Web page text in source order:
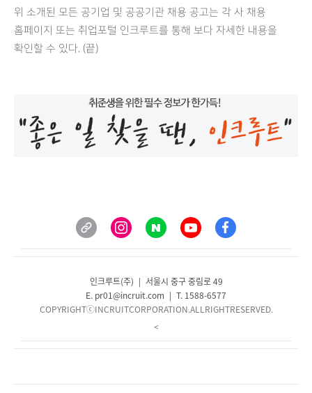
위 소개된 모든 공기업 및 공공기관 채용 공고는 각 사 채용
홈페이지 또는 취업포털 인크루트를 통해 보다 자세한 내용을
확인할 수 있다. (끝)
인크루트(주) | 서울시 중구 중림로 49
E. pr01@incruit.com | T. 1588-6577
COPYRIGHTⓒINCRUITCORPORATION.ALLRIGHTRESERVED.
<